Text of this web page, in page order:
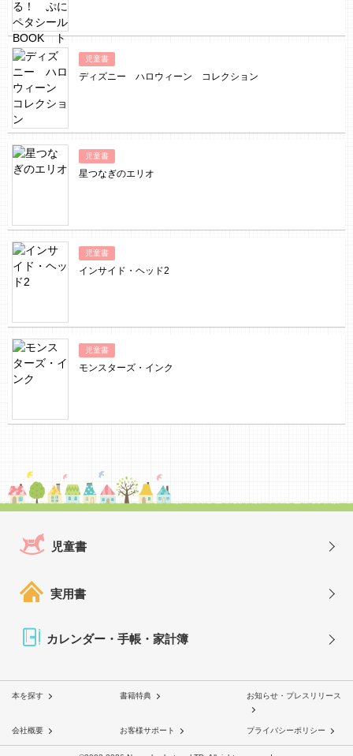
児童書
ディズニー ハロウィーン コレクション
児童書
星つなぎのエリオ
児童書
インサイド・ヘッド2
児童書
モンスターズ・インク
児童書
実用書
カレンダー・手帳・家計簿
本を探す 書籍特典 お知らせ・プレスリリース
会社概要 お客様サポート プライバシーポリシー